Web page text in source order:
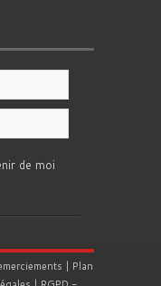
de moi
| Plan